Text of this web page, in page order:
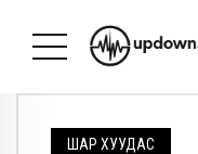
ШАР ХУУДАС